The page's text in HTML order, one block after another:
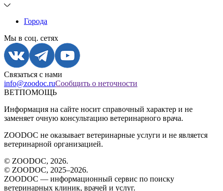
Города
Мы в соц. сетях
Связаться с нами
info@zoodoc.ruСообщить о неточности
ВЕТПОМОЩЬ
Информация на сайте носит справочный характер и не
заменяет очную консультацию ветеринарного врача.
ZOODOC не оказывает ветеринарные услуги и не является
ветеринарной организацией.
© ZOODOC, 2026.
© ZOODOC, 2025–2026.
ZOODOC — информационный сервис по поиску
ветеринарных клиник, врачей и услуг.